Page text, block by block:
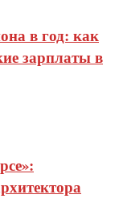
в год: как
зарплаты в